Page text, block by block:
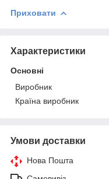
Приховати
Характеристики
Основні
Виробник
Країна виробник
Умови доставки
Нова Пошта